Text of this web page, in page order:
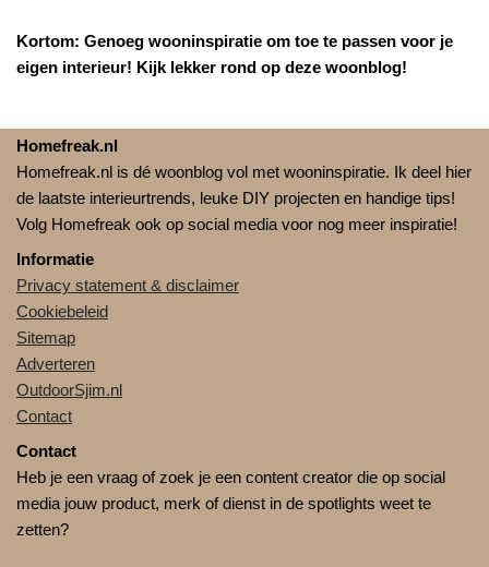
Kortom: Genoeg wooninspiratie om toe te passen voor je
eigen interieur! Kijk lekker rond op deze woonblog!
Homefreak.nl
Homefreak.nl is dé woonblog vol met wooninspiratie. Ik deel hier
de laatste interieurtrends, leuke DIY projecten en handige tips!
Volg Homefreak ook op social media voor nog meer inspiratie!
Informatie
Privacy statement & disclaimer
Cookiebeleid
Sitemap
Adverteren
OutdoorSjim.nl
Contact
Contact
Heb je een vraag of zoek je een content creator die op social
media jouw product, merk of dienst in de spotlights weet te
zetten?